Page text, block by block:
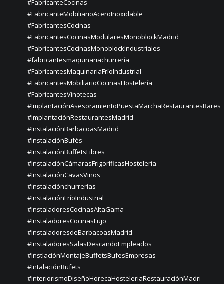
#FabricanteCocinas
#FabricanteMobiliarioAceroInoxidable
#FabricantesCocinas
#FabricantesCocinasModularesMonoblockMadrid
#FabricantesCocinasMonoblockIndustriales
#fabricantesmaquinariachurrería
#FabricantesMaquinariaFríoIndustrial
#FabricantesMobiliarioCocinasHostelería
#FabricantesVinotecas
#ImplantaciónAsesoramientoPuestaMarchaRestaurantesBares
#ImplantaciónRestaurantesMadrid
#InstalaciónBarbacoasMadrid
#InstalaciónBufés
#InstalaciónBuffetsLibres
#InstalaciónCámarasFrigoríficasHosteleria
#InstalaciónCavasVinos
#instalaciónchurrerías
#InstalaciónFríoIndustrial
#InstaladoresCocinasAltaGama
#InstaladoresCocinasLujo
#InstaladoresdeBarbacoasMadrid
#InstaladoresSalasDescandoEmpleados
#InstlaciónMontajeBuffetsBufesEmpresas
#IntalaciónBufets
#InteriorismoDiseñoHorecaHosteleriaRestauraciónMadri